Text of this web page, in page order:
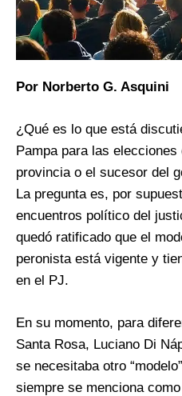
Por Norberto G. Asquini
¿Qué es lo que está
Pampa para las
provincia o el sucesor del
La pregunta es, por
encuentros político del
quedó ratificado que el
peronista está vigente y
en el PJ.
En su momento, para
Santa Rosa, Luciano Di
se necesitaba otro
siempre se menciona